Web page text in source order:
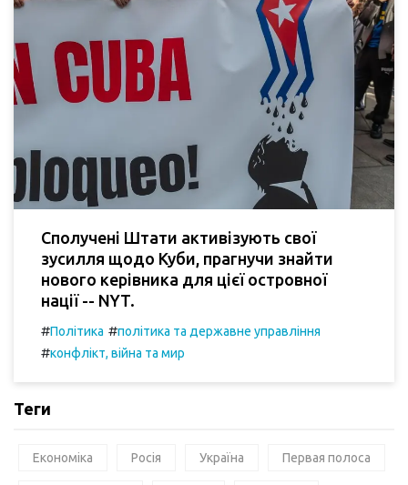
Сполучені Штати активізують свої
зусилля щодо Куби, прагнучи знайти
нового керівника для цієї островної
нації -- NYT.
#Політика #політика та державне управління
#конфлікт, війна та мир
Теги
Економіка Росія Україна Первая полоса